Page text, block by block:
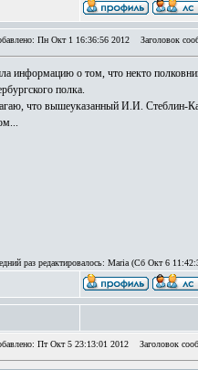
Пн Окт 1 16:36:56 2012 Заголовок
информацию о том, что некто
полка.
что вышеуказанный И.И. Стеблин-
раз редактировалось: Maria (Сб Окт 6
Пт Окт 5 23:13:01 2012 Заголовок